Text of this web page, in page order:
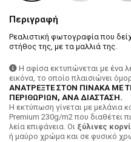
Περιγραφή
Ρεαλιστική φωτογραφία που
στήθος της, με τα μαλλιά της.
Η αφίσα εκτυπώνεται με ένα
εικόνα, το οποίο πλαισιώνει
ΑΝΑΤΡΕΞΤΕ ΣΤΟΝ ΠΙΝΑΚΑ ΜΕ
ΠΕΡΙΘΩΡΙΩΝ, ΑΝΑ ΔΙΑΣΤΑΣΗ.
H εκτύπωση γίνεται με μελάνια
Premium 230g/m2 που διαθέτει
λεία επιφάνεια. Οι ξύλινες
ή μαύρο χρώμα και σε φυσικό